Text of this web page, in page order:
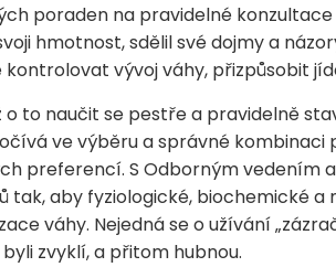
poraden na pravidelné
hmotnost, sdělil své dojmy a
vývoj váhy, přizpůsobit
o to naučit se pestře a pravidelně
ve výběru a správné
preferencí. S Odborným vedením
tak, aby fyziologické, biochemické
váhy. Nejedná se o užívání
zvyklí, a přitom hubnou.